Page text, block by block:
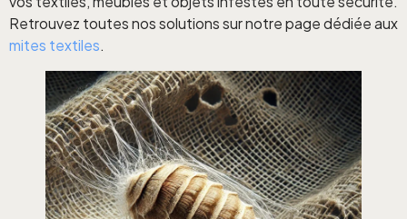
Retrouvez toutes nos solutions sur notre page dédiée aux
mites textiles.